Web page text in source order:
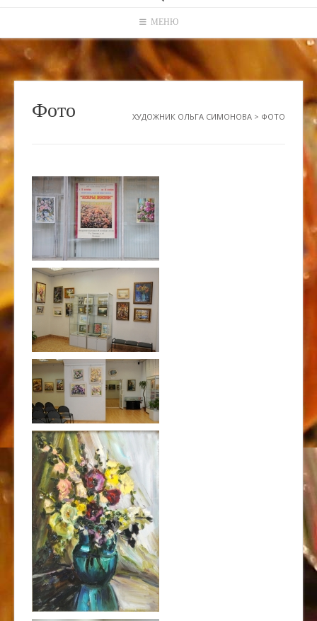
МЕНЮ
Фото ХУДОЖНИК ОЛЬГА СИМОНОВА > ФОТО